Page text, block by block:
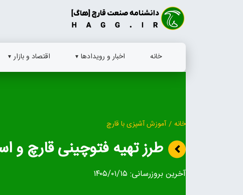
خانه اخبار و رویدادها اقتصاد و بازار
خانه / آموزش آشپزی با قارچ
طرز تهیه فتوچینی قارچ و
آخرین بروزرسانی: ۱۴۰۵/۰۱/۱۵